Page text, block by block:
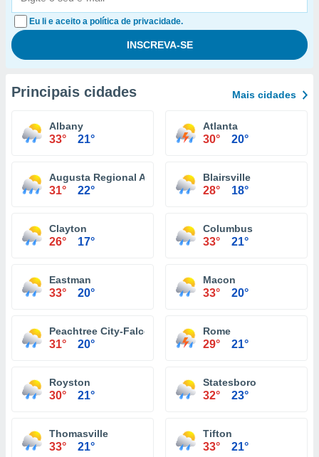
Eu li e aceito a política de privacidade.
Principais cidades Mais cidades
Albany
33° 21°
Atlanta
30° 20°
Augusta Regional Airport
31° 22°
Blairsville
28° 18°
Clayton
26° 17°
Columbus
33° 21°
Eastman
33° 20°
Macon
33° 20°
Peachtree City-Falcon Field Atlanta
31° 20°
Rome
29° 21°
Royston
30° 21°
Statesboro
32° 23°
Thomasville
33° 21°
Tifton
33° 21°